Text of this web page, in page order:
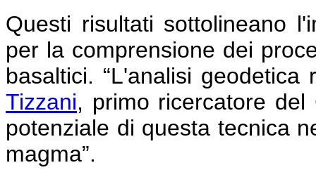
Questi risultati sottolineano
per la comprensione dei
basaltici. “L'analisi
Tizzani, primo ricercatore del
potenziale di questa tecnica
magma”.